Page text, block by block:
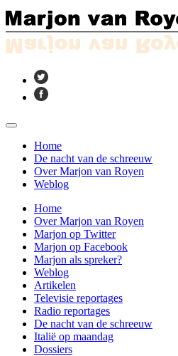
Home
De nacht van de schreeuw
Over Marjon van Royen
Weblog
Home
Over Marjon van Royen
Marjon op Twitter
Marjon op Facebook
Marjon als spreker?
Weblog
Artikelen
Televisie reportages
Radio reportages
De nacht van de schreeuw
Italië op maandag
Dossiers